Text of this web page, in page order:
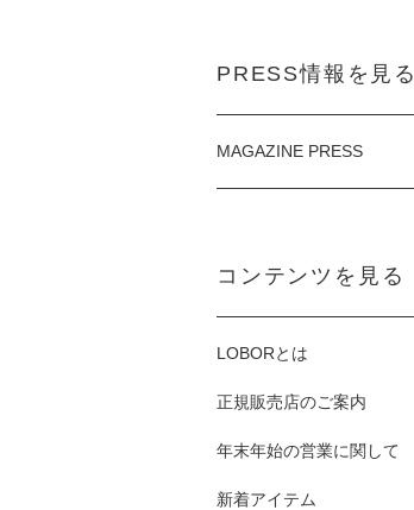
PRESS情報を見る
MAGAZINE PRESS
コンテンツを見る
LOBORとは
正規販売店のご案内
年末年始の営業に関して
新着アイテム